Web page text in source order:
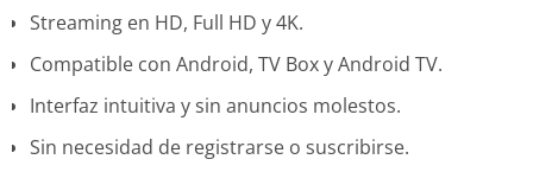
Streaming en HD, Full HD y 4K.
Compatible con Android, TV Box y Android TV.
Interfaz intuitiva y sin anuncios molestos.
Sin necesidad de registrarse o suscribirse.